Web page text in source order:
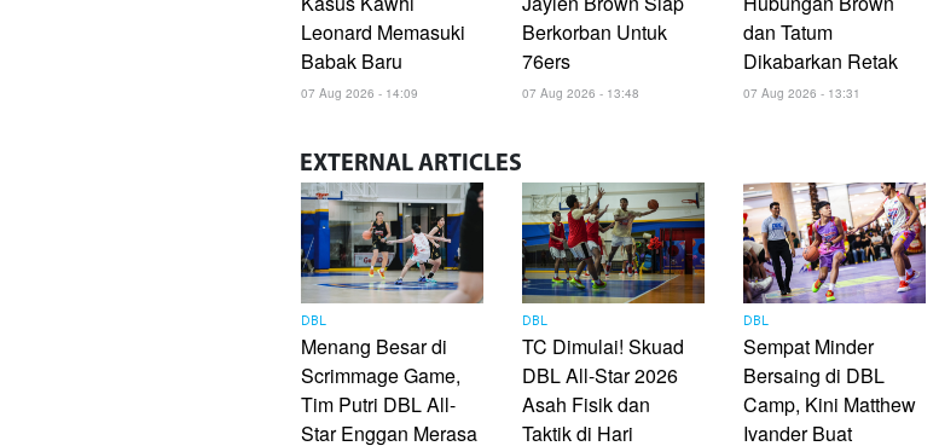
Leonard Memasuki
Babak Baru
07 Aug 2026 - 14:09
Berkorban Untuk
76ers
07 Aug 2026 - 13:48
dan Tatum
Dikabarkan Retak
07 Aug 2026 - 13:31
EXTERNAL ARTICLES
DBL
Menang Besar di
Scrimmage Game,
Tim Putri DBL All-
Star Enggan Merasa
DBL
TC Dimulai! Skuad
DBL All-Star 2026
Asah Fisik dan
Taktik di Hari
DBL
Sempat Minder
Bersaing di DBL
Camp, Kini Matthew
Ivander Buat